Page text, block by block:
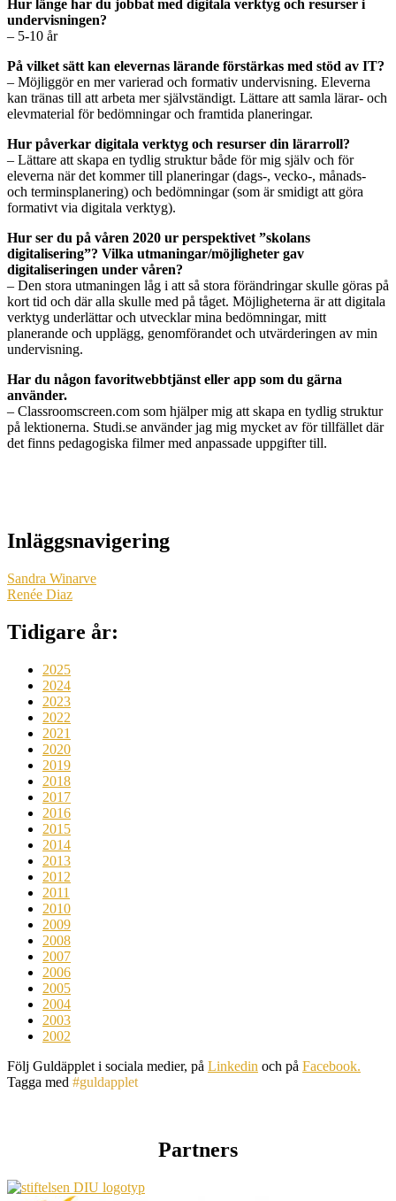
Hur länge har du jobbat med digitala verktyg och resurser i
undervisningen?
– 5-10 år
På vilket sätt kan elevernas lärande förstärkas med stöd av IT?
– Möjliggör en mer varierad och formativ undervisning. Eleverna
kan tränas till att arbeta mer självständigt. Lättare att samla lärar- och
elevmaterial för bedömningar och framtida planeringar.
Hur påverkar digitala verktyg och resurser din lärarroll?
– Lättare att skapa en tydlig struktur både för mig själv och för
eleverna när det kommer till planeringar (dags-, vecko-, månads-
och terminsplanering) och bedömningar (som är smidigt att göra
formativt via digitala verktyg).
Hur ser du på våren 2020 ur perspektivet ”skolans
digitalisering”? Vilka utmaningar/möjligheter gav
digitaliseringen under våren?
– Den stora utmaningen låg i att så stora förändringar skulle göras på
kort tid och där alla skulle med på tåget. Möjligheterna är att digitala
verktyg underlättar och utvecklar mina bedömningar, mitt
planerande och upplägg, genomförandet och utvärderingen av min
undervisning.
Har du någon favoritwebbtjänst eller app som du gärna
använder.
– Classroomscreen.com som hjälper mig att skapa en tydlig struktur
på lektionerna. Studi.se använder jag mig mycket av för tillfället där
det finns pedagogiska filmer med anpassade uppgifter till.
Inläggsnavigering
Sandra Winarve
Renée Diaz
Tidigare år:
2025
2024
2023
2022
2021
2020
2019
2018
2017
2016
2015
2014
2013
2012
2011
2010
2009
2008
2007
2006
2005
2004
2003
2002
Följ Guldäpplet i sociala medier, på Linkedin och på Facebook.
Tagga med #guldapplet
Partners